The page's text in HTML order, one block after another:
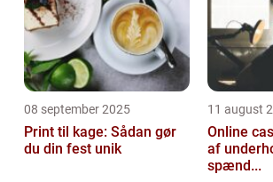
08 september 2025
Print til kage: Sådan gør
du din fest unik
11 august
Online
af
spænd...